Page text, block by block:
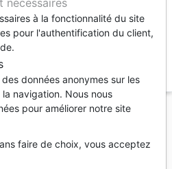
biographies
nécessaires
à la fonctionnalité du site
pour l'authentification du client,
données anonymes sur les
navigation. Nous nous
pour améliorer notre site
faire de choix, vous acceptez